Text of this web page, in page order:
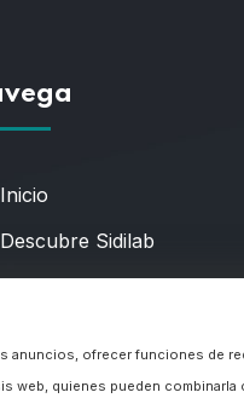
Inicio
Descubre Sidilab
Consultoría
ofrecer funciones de
quienes pueden